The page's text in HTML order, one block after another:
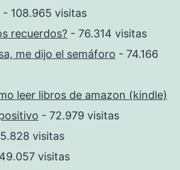
- 108.965 visitas
recuerdos? - 76.314 visitas
me dijo el semáforo - 74.166
leer libros de amazon (kindle)
- 72.979 visitas
visitas
visitas